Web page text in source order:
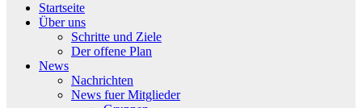
Startseite
Über uns
Schritte und Ziele
Der offene Plan
News
Nachrichten
News fuer Mitglieder